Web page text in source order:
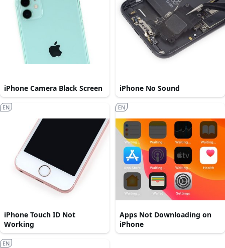
iPhone Camera Black Screen iPhone No Sound
iPhone Touch ID Not
Working
EN
Apps Not Downloading on
iPhone
EN
EN